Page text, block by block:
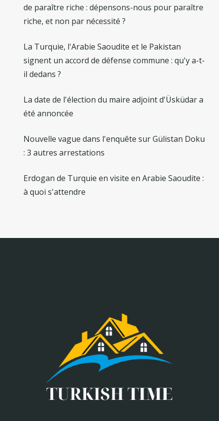
de paraître riche : dépensons-nous pour paraître
riche, et non par nécessité ?
La Turquie, l'Arabie Saoudite et le Pakistan
signent un accord de défense commune : qu'y a-t-
il dedans ?
La date de l'élection du maire adjoint d'Üsküdar a
été annoncée
Nouvelle vague dans l'enquête sur Gülistan Doku
: 3 autres arrestations
Erdogan de Turquie en visite en Arabie Saoudite :
à quoi s'attendre